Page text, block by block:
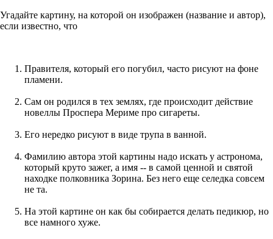
Угадайте картину, на которой он изображен (название и автор),
если известно, что
Правителя, который его погубил, часто рисуют на фоне
пламени.
Сам он родился в тех землях, где происходит действие
новеллы Проспера Мериме про сигареты.
Его нередко рисуют в виде трупа в ванной.
Фамилию автора этой картины надо искать у астронома,
который круто зажег, а имя -- в самой ценной и святой
находке полковника Зорина. Без него еще селедка совсем
не та.
На этой картине он как бы собирается делать педикюр, но
все намного хуже.